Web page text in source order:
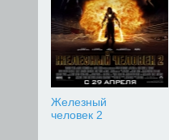
Железный
человек 2